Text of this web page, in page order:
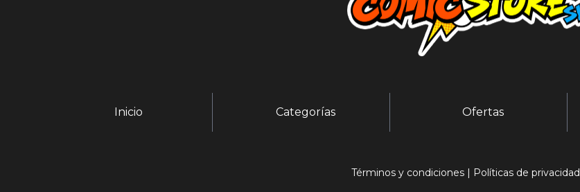
Inicio Categorías Ofertas
Términos y condiciones | Políticas de privacidad